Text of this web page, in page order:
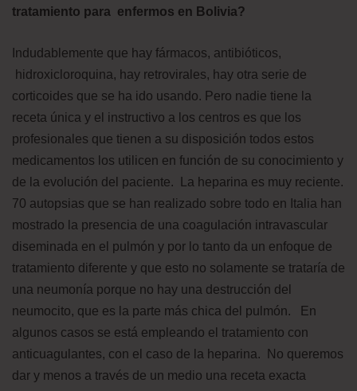
tratamiento para enfermos en Bolivia?
Indudablemente que hay fármacos, antibióticos,
hidroxicloroquina, hay retrovirales, hay otra serie de
corticoides que se ha ido usando. Pero nadie tiene la
receta única y el instructivo a los centros es que los
profesionales que tienen a su disposición todos estos
medicamentos los utilicen en función de su conocimiento y
de la evolución del paciente. La heparina es muy reciente.
70 autopsias que se han realizado sobre todo en Italia han
mostrado la presencia de una coagulación intravascular
diseminada en el pulmón y por lo tanto da un enfoque de
tratamiento diferente y que esto no solamente se trataría de
una neumonía porque no hay una destrucción del
neumocito, que es la parte más chica del pulmón. En
algunos casos se está empleando el tratamiento con
anticuagulantes, con el caso de la heparina. No queremos
dar y menos a través de un medio una receta exacta